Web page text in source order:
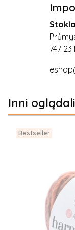
747
Inni
Bestseller